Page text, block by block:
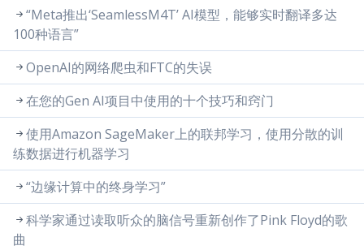
“Meta推出‘SeamlessM4T’ AI模型，能够实时翻译多达
100种语言”
OpenAI的网络爬虫和FTC的失误
在您的Gen AI项目中使用的十个技巧和窍门
使用Amazon SageMaker上的联邦学习，使用分散的训
练数据进行机器学习
“边缘计算中的终身学习”
科学家通过读取听众的脑信号重新创作了Pink Floyd的歌
曲